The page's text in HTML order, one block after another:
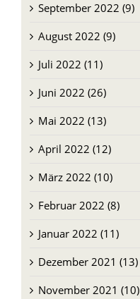
September 2022 (9)
August 2022 (9)
Juli 2022 (11)
Juni 2022 (26)
Mai 2022 (13)
April 2022 (12)
März 2022 (10)
Februar 2022 (8)
Januar 2022 (11)
Dezember 2021 (13)
November 2021 (10)